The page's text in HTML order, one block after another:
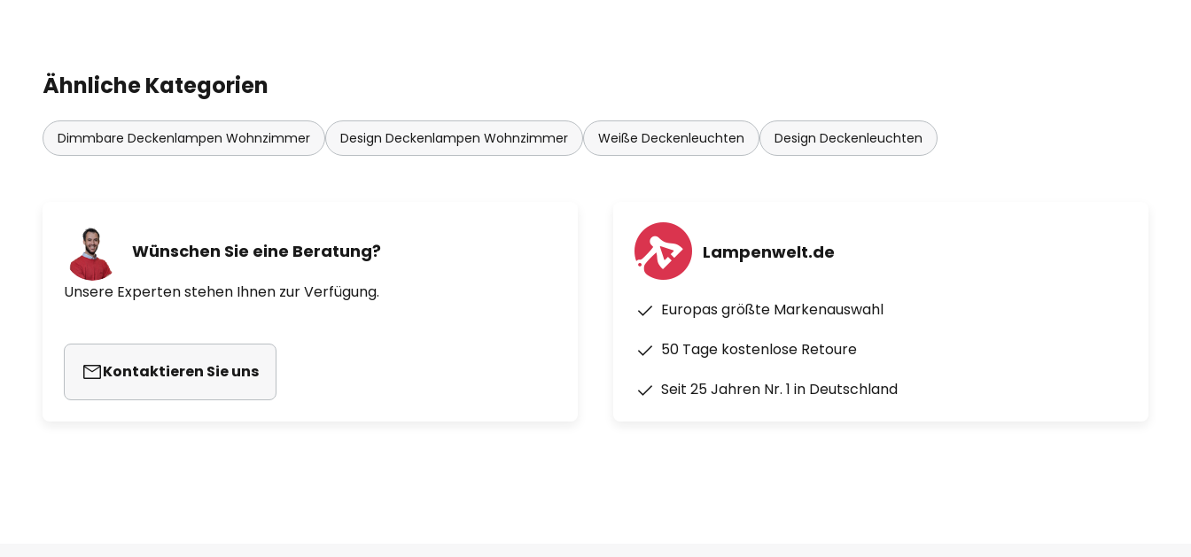
Ähnliche Kategorien
Dimmbare Deckenlampen Wohnzimmer Design Deckenlampen Wohnzimmer Weiße Deckenleuchten Design Deckenleuchten
Wünschen Sie eine Beratung?
Unsere Experten stehen Ihnen zur Verfügung.
Kontaktieren Sie uns
Lampenwelt.de
Europas größte Markenauswahl
50 Tage kostenlose Retoure
Seit 25 Jahren Nr. 1 in Deutschland